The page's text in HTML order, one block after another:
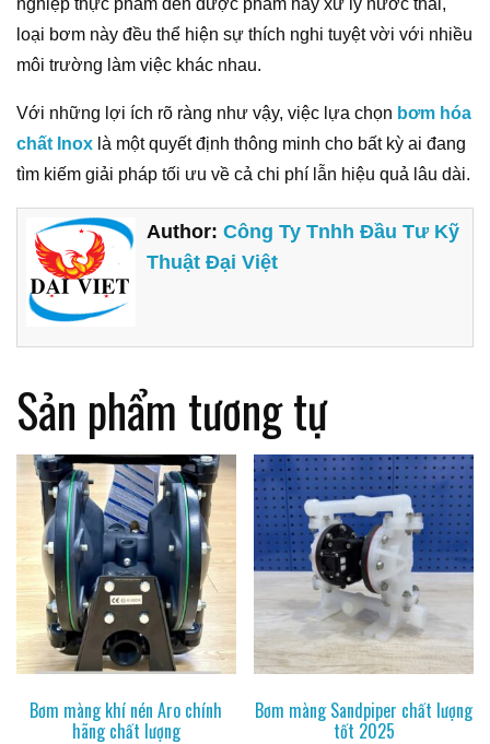
loại bơm này đều thể hiện sự thích nghi tuyệt vời với nhiều
môi trường làm việc khác nhau.
Với những lợi ích rõ ràng như vậy, việc lựa chọn bơm hóa
chất Inox là một quyết định thông minh cho bất kỳ ai đang
tìm kiếm giải pháp tối ưu về cả chi phí lẫn hiệu quả lâu dài.
Author:Công Ty Tnhh Đầu Tư Kỹ
Thuật Đại Việt
Sản phẩm tương tự
Bơm màng khí nén Aro chính
hãng chất lượng
Bơm màng Sandpiper chất lượng
tốt 2025